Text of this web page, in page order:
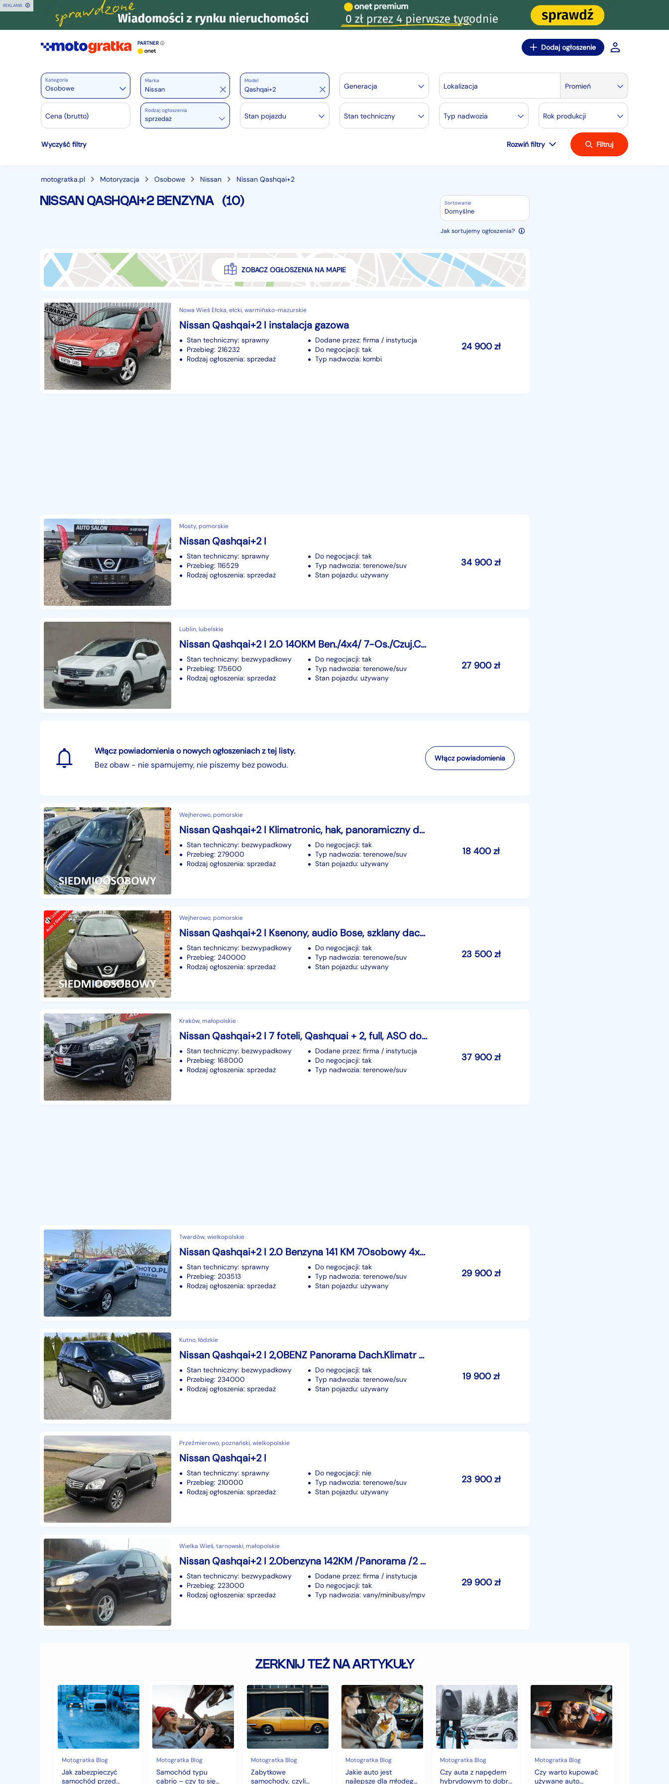
REKLAMA
PARTNER Dodaj ogłoszenie
Kategoria
Osobowe
Motoryzacja
Osobowe
Dostawcze 3542
Autobusy
Części samochodowe 14655
Części motocyklowe 1
Pojazdy specjalistyczne
Pozostałe 1065
Marka Model
Generacja Lokalizacja Promień
Cena (brutto)
Rodzaj ogłoszenia
sprzedaż Stan pojazdu Stan techniczny Typ nadwozia Rok produkcji
Wyczyść filtry Rozwiń filtry Filtruj
motogratka.pl Motoryzacja Osobowe Nissan Nissan Qashqai+2
NISSAN QASHQAI+2 BENZYNA (10) Sortowanie
Domyślne
Jak sortujemy ogłoszenia?
ZOBACZ OGŁOSZENIA NA MAPIE
Nowa Wieś Ełcka, ełcki, warmińsko-mazurskie
Nissan Qashqai+2 I instalacja gazowa
Stan techniczny: sprawny
Przebieg: 216232
Rodzaj ogłoszenia: sprzedaż
Dodane przez: firma / instytucja
Do negocjacji: tak
Typ nadwozia: kombi
24 900zł
Mosty, pomorskie
Nissan Qashqai+2 I
Stan techniczny: sprawny
Przebieg: 116529
Rodzaj ogłoszenia: sprzedaż
Do negocjacji: tak
Typ nadwozia: terenowe/suv
Stan pojazdu: używany
34 900zł
Lublin, lubelskie
Nissan Qashqai+2 I 2.0 140KM Ben./4x4/ 7-Os./Czuj.Cofania/Pełny serwis
Stan techniczny: bezwypadkowy
Przebieg: 175600
Rodzaj ogłoszenia: sprzedaż
Do negocjacji: tak
Typ nadwozia: terenowe/suv
Stan pojazdu: używany
27 900zł
Włącz powiadomienia o nowych ogłoszeniach z tej listy.
Bez obaw - nie spamujemy, nie piszemy bez powodu.
Włącz powiadomienia
Wejherowo, pomorskie
Nissan Qashqai+2 I Klimatronic, hak, panoramiczny dach, isofix, podg. fotele, 7 miejsc
Stan techniczny: bezwypadkowy
Przebieg: 279000
Rodzaj ogłoszenia: sprzedaż
Do negocjacji: tak
Typ nadwozia: terenowe/suv
Stan pojazdu: używany
18 400zł
Wejherowo, pomorskie
Nissan Qashqai+2 I Ksenony, audio Bose, szklany dach, 7 miejsc, hands free, kamera, naw
Stan techniczny: bezwypadkowy
Przebieg: 240000
Rodzaj ogłoszenia: sprzedaż
Do negocjacji: tak
Typ nadwozia: terenowe/suv
Stan pojazdu: używany
23 500zł
Kraków, małopolskie
Nissan Qashqai+2 I 7 foteli, Qashquai + 2, full, ASO do końca, ,stan idealny!
Stan techniczny: bezwypadkowy
Przebieg: 168000
Rodzaj ogłoszenia: sprzedaż
Dodane przez: firma / instytucja
Do negocjacji: tak
Typ nadwozia: terenowe/suv
37 900zł
Twardów, wielkopolskie
Nissan Qashqai+2 I 2.0 Benzyna 141 KM 7Osobowy 4x4 Panorama
Stan techniczny: sprawny
Przebieg: 203513
Rodzaj ogłoszenia: sprzedaż
Do negocjacji: tak
Typ nadwozia: terenowe/suv
Stan pojazdu: używany
29 900zł
Kutno, łódzkie
Nissan Qashqai+2 I 2,0BENZ Panorama Dach.Klimatr 2 str.Hak.Parktr.7 Foteli.OKAZJA
Stan techniczny: bezwypadkowy
Przebieg: 234000
Rodzaj ogłoszenia: sprzedaż
Do negocjacji: tak
Typ nadwozia: terenowe/suv
Stan pojazdu: używany
19 900zł
Przeźmierowo, poznański, wielkopolskie
Nissan Qashqai+2 I
Stan techniczny: sprawny
Przebieg: 210000
Rodzaj ogłoszenia: sprzedaż
Do negocjacji: nie
Typ nadwozia: terenowe/suv
Stan pojazdu: używany
23 900zł
Wielka Wieś, tarnowski, małopolskie
Nissan Qashqai+2 I 2.0benzyna 142KM /Panorama /2 x Klimatronik
Stan techniczny: bezwypadkowy
Przebieg: 223000
Rodzaj ogłoszenia: sprzedaż
Dodane przez: firma / instytucja
Do negocjacji: tak
Typ nadwozia: vany/minibusy/mpv
29 900zł
ZERKNIJ TEŻ NA ARTYKUŁY
Jak
zabezpieczyć
samochód
przed
jesiennymi
chłodami
i
deszczem?
Motogratka Blog
Jak zabezpieczyć
samochód przed
Samochód
cabrio
–
czy
to
się
opłaca
w
polskim
klimacie?
Motogratka Blog
Samochód typu
cabrio – czy to się
Zabytkowe
samochody,
czyli
historia
warta
fortunę
Motogratka Blog
Zabytkowe
samochody, czyli
Jakie
auto
jest
najlepsze
dla
młodego
kierowcy?
top
5
modeli
na
Motogratka Blog
Jakie auto jest
najlepsze dla młodego
Czy
auta
z
napędem
hybrydowym
to
dobry
wybór
na
zimę?
Motogratka Blog
Czy auta z napędem
hybrydowym to dobry
Czy
warto
kupować
używane
auto
jesienią?
Sezonowe
zmiany
cen,
które
zaskoczą
Motogratka Blog
Czy warto kupować
używane auto